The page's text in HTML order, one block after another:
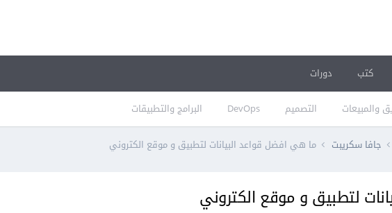
والمبيعات التصميم DevOps البرامج والتطبيقات
كتب دورات
جافا سكريبت ما هي افضل قواعد البيانات لتطبيق و موقع الكتروني
لتطبيق و موقع الكتروني